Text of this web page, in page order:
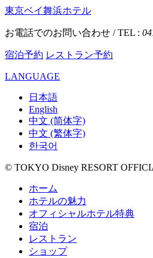
東京ベイ舞浜ホテル
お電話でのお問い合わせ / TEL :
宿泊予約 レストラン予約
LANGUAGE
日本語
English
中文 (简体字)
中文 (繁体字)
한국어
© TOKYO Disney RESORT
ホーム
ホテルの魅力
オフィシャルホテル特典
宿泊
レストラン
ショップ